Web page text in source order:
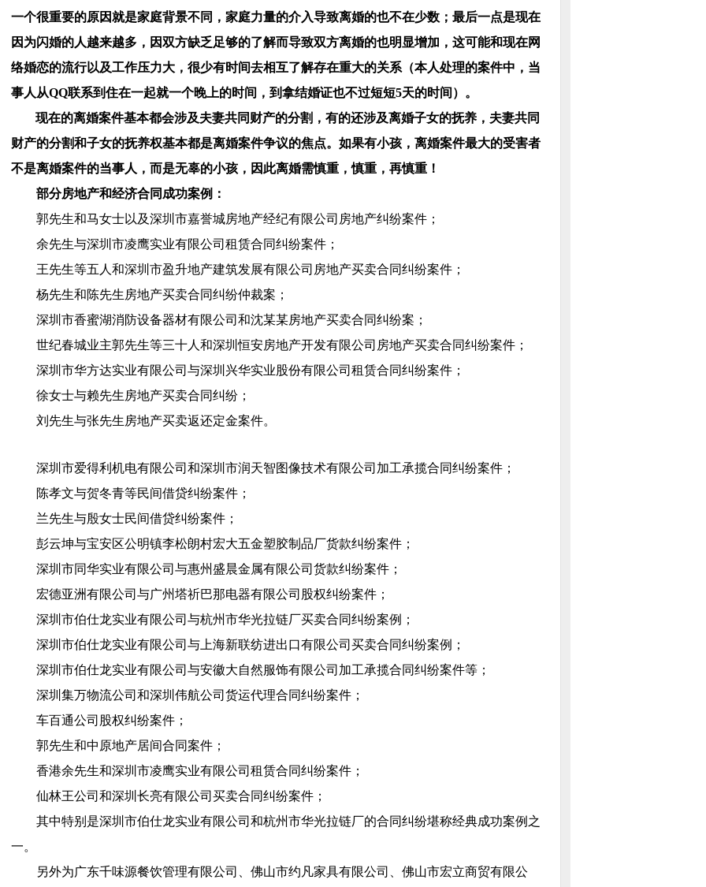
一个很重要的原因就是家庭背景不同，家庭力量的介入导致离婚的也不在少数；最后一点是现在
因为闪婚的人越来越多，因双方缺乏足够的了解而导致双方离婚的也明显增加，这可能和现在网
络婚恋的流行以及工作压力大，很少有时间去相互了解存在重大的关系（本人处理的案件中，当
事人从QQ联系到住在一起就一个晚上的时间，到拿结婚证也不过短短5天的时间）。
现在的离婚案件基本都会涉及夫妻共同财产的分割，有的还涉及离婚子女的抚养，夫妻共同
财产的分割和子女的抚养权基本都是离婚案件争议的焦点。如果有小孩，离婚案件最大的受害者
不是离婚案件的当事人，而是无辜的小孩，因此离婚需慎重，慎重，再慎重！
部分房地产和经济合同成功案例：
郭先生和马女士以及深圳市嘉誉城房地产经纪有限公司房地产纠纷案件；
余先生与深圳市凌鹰实业有限公司租赁合同纠纷案件；
王先生等五人和深圳市盈升地产建筑发展有限公司房地产买卖合同纠纷案件；
杨先生和陈先生房地产买卖合同纠纷仲裁案；
深圳市香蜜湖消防设备器材有限公司和沈某某房地产买卖合同纠纷案；
世纪春城业主郭先生等三十人和深圳恒安房地产开发有限公司房地产买卖合同纠纷案件；
深圳市华方达实业有限公司与深圳兴华实业股份有限公司租赁合同纠纷案件；
徐女士与赖先生房地产买卖合同纠纷；
刘先生与张先生房地产买卖返还定金案件。
深圳市爱得利机电有限公司和深圳市润天智图像技术有限公司加工承揽合同纠纷案件；
陈孝文与贺冬青等民间借贷纠纷案件；
兰先生与殷女士民间借贷纠纷案件；
彭云坤与宝安区公明镇李松朗村宏大五金塑胶制品厂货款纠纷案件；
深圳市同华实业有限公司与惠州盛晨金属有限公司货款纠纷案件；
宏德亚洲有限公司与广州塔祈巴那电器有限公司股权纠纷案件；
深圳市伯仕龙实业有限公司与杭州市华光拉链厂买卖合同纠纷案例；
深圳市伯仕龙实业有限公司与上海新联纺进出口有限公司买卖合同纠纷案例；
深圳市伯仕龙实业有限公司与安徽大自然服饰有限公司加工承揽合同纠纷案件等；
深圳集万物流公司和深圳伟航公司货运代理合同纠纷案件；
车百通公司股权纠纷案件；
郭先生和中原地产居间合同案件；
香港余先生和深圳市凌鹰实业有限公司租赁合同纠纷案件；
仙林王公司和深圳长亮有限公司买卖合同纠纷案件；
其中特别是深圳市伯仕龙实业有限公司和杭州市华光拉链厂的合同纠纷堪称经典成功案例之
一。
另外为广东千味源餐饮管理有限公司、佛山市约凡家具有限公司、佛山市宏立商贸有限公